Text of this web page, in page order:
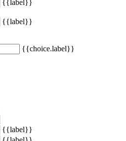
{{label}}
{{label}}
{{choice.label}}
{{label}}